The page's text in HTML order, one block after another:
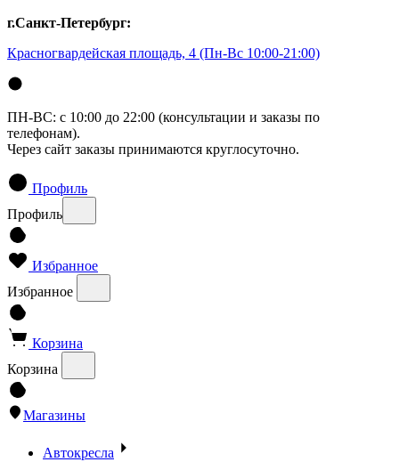
г.Санкт-Петербург:
Красногвардейская площадь, 4 (Пн-Вс 10:00-21:00)
ПН-ВС: с 10:00 до 22:00 (консультации и заказы по
телефонам).
Через сайт заказы принимаются круглосуточно.
Профиль
Профиль
Избранное
Избранное
Корзина
Корзина
Магазины
Автокресла